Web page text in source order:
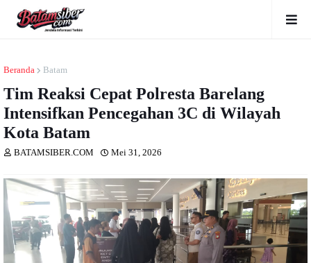
Beranda Batam
Tim Reaksi Cepat Polresta Barelang
Intensifkan Pencegahan 3C di Wilayah
Kota Batam
BATAMSIBER.COM Mei 31, 2026